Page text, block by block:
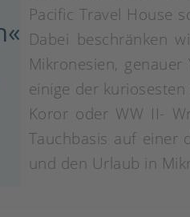
«
Pacific Travel House
Dabei beschränken
Mikronesien,
einige der
Koror oder WW II-
Tauchbasis auf einer
und den Urlaub in